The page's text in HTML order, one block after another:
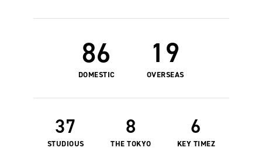
86
DOMESTIC
19
OVERSEAS
37
STUDIOUS
8
THE TOKYO
6
KEY TIMEZ